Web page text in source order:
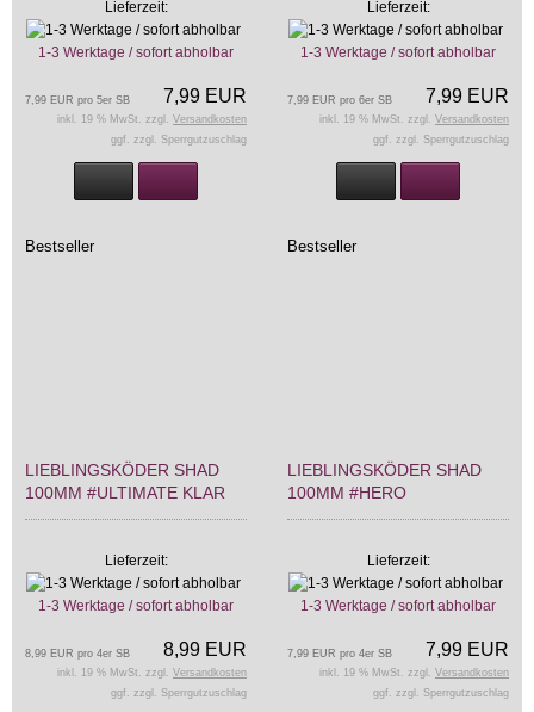
Lieferzeit:
1-3 Werktage / sofort abholbar
7,99 EUR
7,99 EUR pro 5er SB
inkl. 19 % MwSt. zzgl. Versandkosten
ggf. zzgl. Sperrgutzuschlag
Lieferzeit:
1-3 Werktage / sofort abholbar
7,99 EUR
7,99 EUR pro 6er SB
inkl. 19 % MwSt. zzgl. Versandkosten
ggf. zzgl. Sperrgutzuschlag
Bestseller
LIEBLINGSKÖDER SHAD
100MM #ULTIMATE KLAR
Lieferzeit:
1-3 Werktage / sofort abholbar
8,99 EUR
8,99 EUR pro 4er SB
inkl. 19 % MwSt. zzgl. Versandkosten
ggf. zzgl. Sperrgutzuschlag
Bestseller
LIEBLINGSKÖDER SHAD
100MM #HERO
Lieferzeit:
1-3 Werktage / sofort abholbar
7,99 EUR
7,99 EUR pro 4er SB
inkl. 19 % MwSt. zzgl. Versandkosten
ggf. zzgl. Sperrgutzuschlag